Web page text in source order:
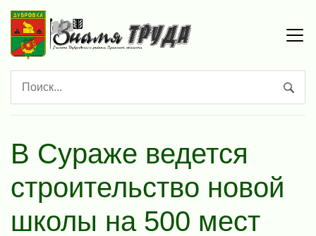
В Сураже ведется
строительство новой
школы на 500 мест